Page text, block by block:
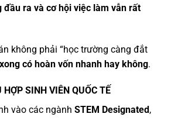
đầu ra và cơ hội việc làm vẫn rất
không phải “học trường càng đắt
có hoàn vốn nhanh hay không.
HỢP SINH VIÊN QUỐC TẾ
vào các ngành STEM Designated ,